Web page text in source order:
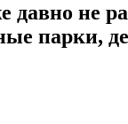
давно не
парки,